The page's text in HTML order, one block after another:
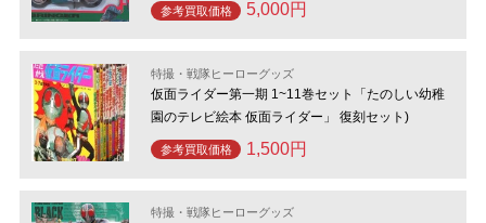
参考買取価格 5,000円
特撮・戦隊ヒーローグッズ
仮面ライダー第一期 1~11巻セット「たのしい幼稚
園のテレビ絵本 仮面ライダー」 復刻セット)
参考買取価格 1,500円
特撮・戦隊ヒーローグッズ